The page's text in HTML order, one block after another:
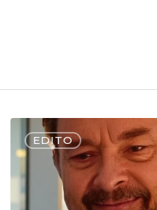
EDITO